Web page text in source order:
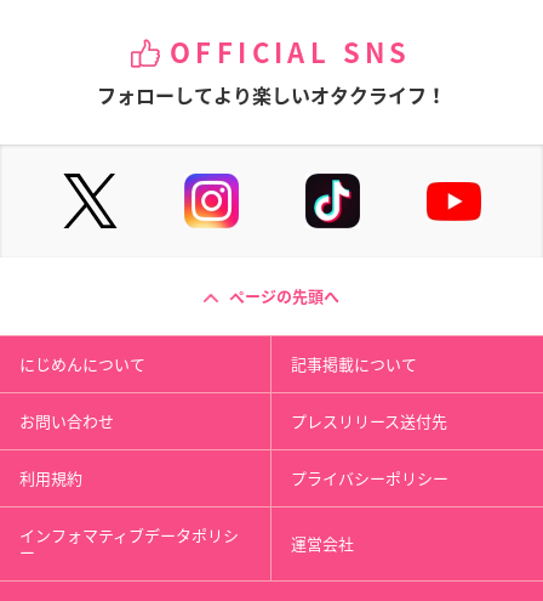
OFFICIAL SNS
フォローしてより楽しいオタクライフ！
ページの先頭へ
にじめんについて 記事掲載について
お問い合わせ プレスリリース送付先
利用規約 プライバシーポリシー
インフォマティブデータポリシ
ー 運営会社